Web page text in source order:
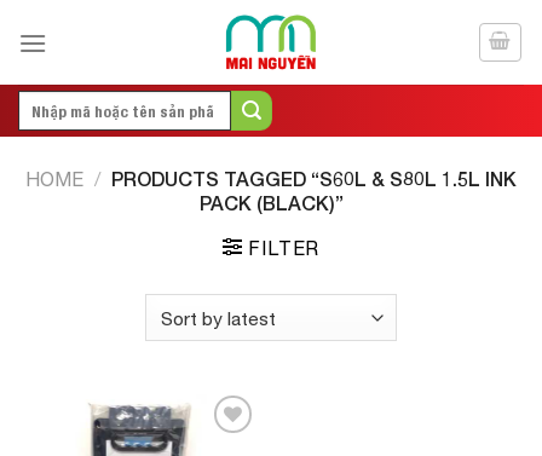
Search
HOME / PRODUCTS TAGGED “S60L & S80L 1.5L INK
PACK (BLACK)”
FILTER